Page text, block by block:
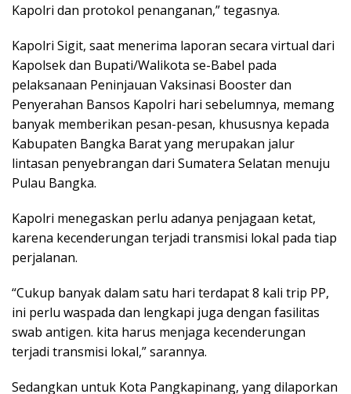
Kapolri dan protokol penanganan,” tegasnya.
Kapolri Sigit, saat menerima laporan secara virtual dari
Kapolsek dan Bupati/Walikota se-Babel pada
pelaksanaan Peninjauan Vaksinasi Booster dan
Penyerahan Bansos Kapolri hari sebelumnya, memang
banyak memberikan pesan-pesan, khususnya kepada
Kabupaten Bangka Barat yang merupakan jalur
lintasan penyebrangan dari Sumatera Selatan menuju
Pulau Bangka.
Kapolri menegaskan perlu adanya penjagaan ketat,
karena kecenderungan terjadi transmisi lokal pada tiap
perjalanan.
“Cukup banyak dalam satu hari terdapat 8 kali trip PP,
ini perlu waspada dan lengkapi juga dengan fasilitas
swab antigen. kita harus menjaga kecenderungan
terjadi transmisi lokal,” sarannya.
Sedangkan untuk Kota Pangkapinang, yang dilaporkan